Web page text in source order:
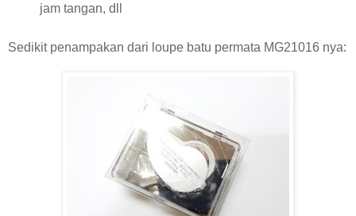
jam tangan, dll
Sedikit penampakan dari loupe batu permata MG21016 nya: